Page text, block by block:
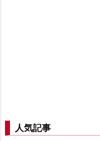
人気記事